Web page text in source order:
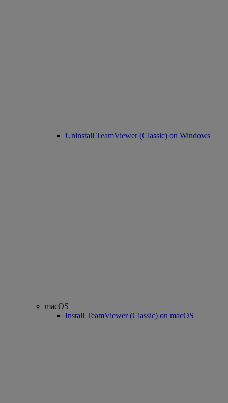
Uninstall TeamViewer (Classic) on Windows
macOS
Install TeamViewer (Classic) on macOS